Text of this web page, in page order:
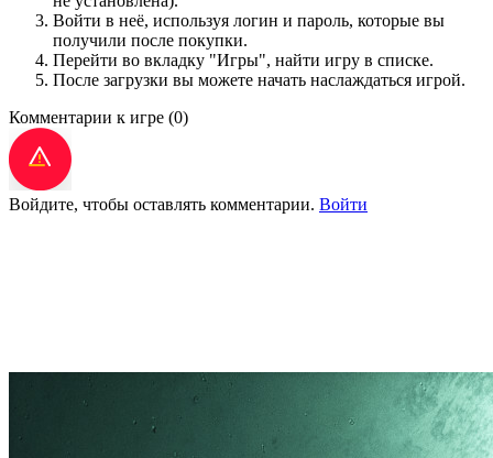
Войти в неё, используя логин и пароль, которые вы
получили после покупки.
Перейти во вкладку "Игры", найти игру в списке.
После загрузки вы можете начать наслаждаться игрой.
Комментарии к игре (0)
Войдите, чтобы оставлять комментарии. Войти